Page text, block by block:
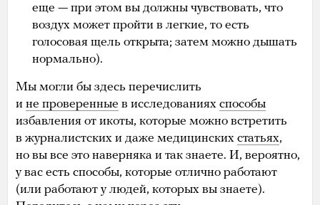
еще — при этом вы должны чувствовать, что
воздух может пройти в легкие, то есть
голосовая щель открыта; затем можно дышать
нормально).
Мы могли бы здесь перечислить
и не проверенные в исследованиях способы
избавления от икоты, которые можно встретить
в журналистских и даже медицинских статьях,
но вы все это наверняка и так знаете. И, вероятно,
у вас есть способы, которые отлично работают
(или работают у людей, которых вы знаете).